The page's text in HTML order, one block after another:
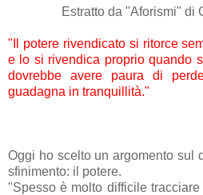
Estratto da "Aforismi" di
"Il potere rivendicato si ritorce
e lo si rivendica proprio quando
dovrebbe avere paura di
guadagna in tranquillità."
Oggi ho scelto un argomento sul
sfinimento: il potere.
"Spesso è molto difficile